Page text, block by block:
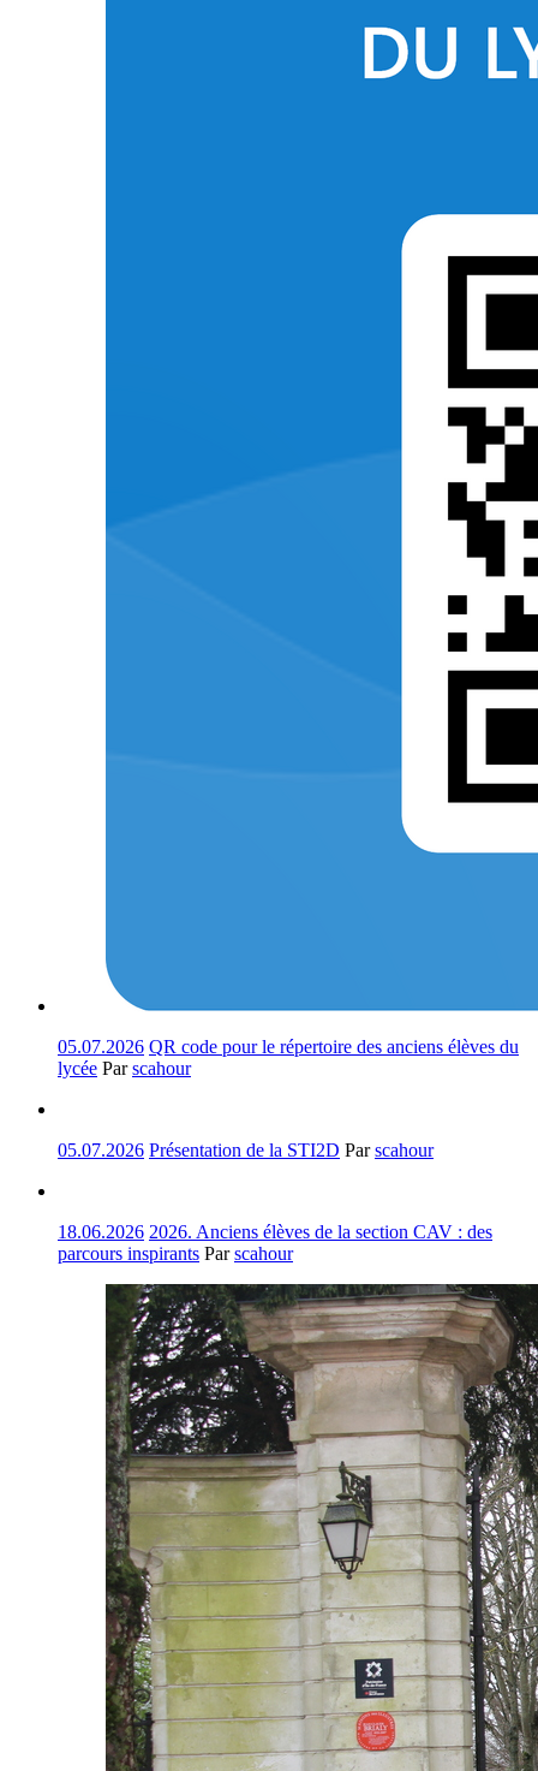
05.07.2026 QR code pour le répertoire des anciens élèves du
lycée Parscahour
05.07.2026 Présentation de la STI2D Parscahour
18.06.2026 2026. Anciens élèves de la section CAV : des
parcours inspirants Parscahour